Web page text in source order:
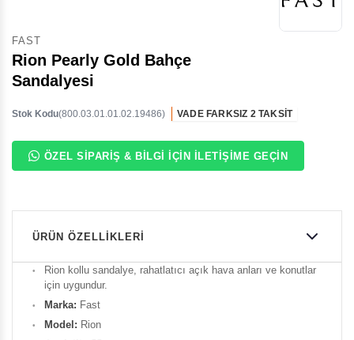
FAST
Rion Pearly Gold Bahçe
Sandalyesi
(800.03.01.01.02.19486)
Stok Kodu VADE FARKSIZ 2 TAKSİT
ÖZEL SIPARIŞ & BILGI İÇIN İLETIŞIME GEÇIN
ÜRÜN ÖZELLIKLERI
Rion kollu sandalye, rahatlatıcı açık hava anları ve konutlar
için uygundur.
Marka: Fast
Model: Rion